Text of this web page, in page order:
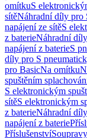
omítkuS
sítěNáhradní díly pro
napájení ze sítěS
z baterieNáhradní
napájení z baterieS
díly pro S
pro BasicNa omítku
spuštěním
S elektronickým
sítěS elektronickým
z baterieNáhradní
napájení z baterie
Příslušenství